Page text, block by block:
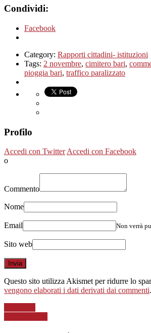
Condividi:
Facebook
Category: Rapporti cittadini- istituzioni
Tags: 2 novembre, cimitero bari,
pioggia bari, traffico paralizzato
Profilo
Accedi con TwitterAccedi con Facebook
o
Commento
Nome
Email Non verrà
Sito web
Questo sito utilizza Akismet per ridurre lo
vengono elaborati i dati derivati dai commenti.